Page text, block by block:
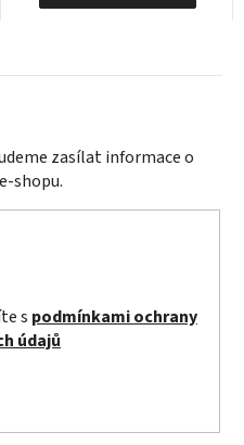
zasílat informace o
shopu.
s podmínkami ochrany
údajů